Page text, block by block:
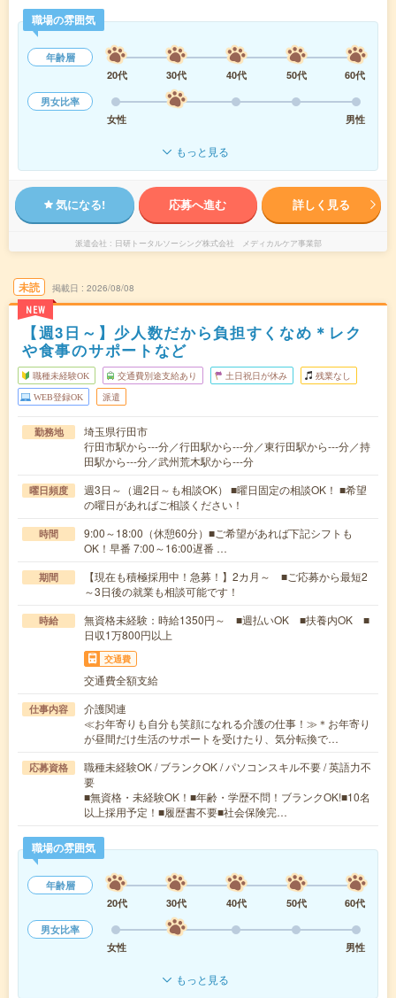
職場の雰囲気
年齢層
20代
30代 40代 50代
60代
男女比率
女性
男性
もっと見る
気になる! 応募へ進む 詳しく見る
派遣会社 日研トータルソーシング株式会社 メディカルケア事業部
未読
NEW
掲載日 2026/08/08
【週3日～】少人数だから負担すくなめ＊レク
や食事のサポートなど
職種未経験OK 交通費別途支給あり 土日祝日が休み 残業なし
WEB登録OK 派遣
勤務地
埼玉県行田市
行田市駅から---分／行田駅から---分／東行田駅から---分／持
田駅から---分／武州荒木駅から---分
曜日頻度
週3日～（週2日～も相談OK） ■曜日固定の相談OK！ ■希望
の曜日があればご相談ください！
時間
9:00～18:00（休憩60分）■ご希望があれば下記シフトも
OK！早番 7:00～16:00遅番 …
期間
【現在も積極採用中！急募！】2カ月～ ■ご応募から最短2
～3日後の就業も相談可能です！
時給
無資格未経験：時給1350円～ ■週払いOK ■扶養内OK ■
日収1万800円以上
交通費
交通費全額支給
仕事内容
介護関連
≪お年寄りも自分も笑顔になれる介護の仕事！≫＊お年寄り
が昼間だけ生活のサポートを受けたり、気分転換で…
応募資格
職種未経験OK / ブランクOK / パソコンスキル不要 / 英語力不
要
■無資格・未経験OK！■年齢・学歴不問！ブランクOK!■10名
以上採用予定！■履歴書不要■社会保険完…
職場の雰囲気
年齢層
20代
30代 40代 50代
60代
男女比率
女性
男性
もっと見る